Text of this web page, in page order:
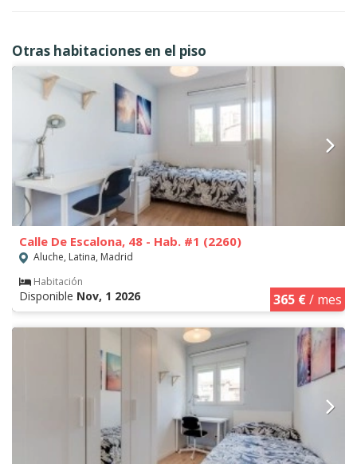
Otras habitaciones en el piso
Calle De Escalona, 48 - Hab. #1 (2260)
Aluche, Latina, Madrid
Habitación
Disponible Nov, 1 2026 365 €/ mes